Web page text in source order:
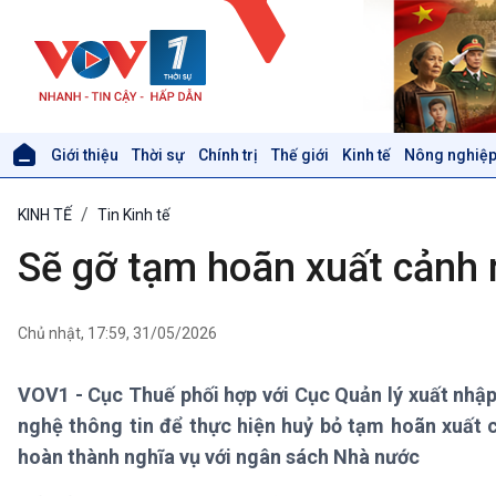
Giới thiệu Thời sự Chính trị Thế giới Kinh tế Nông
Thời sự 18h
Xã hội
Khoa học & Công nghệ
KINH TẾ Tin Kinh tế
Sẽ gỡ tạm hoãn xuất
Chủ nhật, 17:59, 31/05/2026
VOV1 - Cục Thuế phối hợp với Cục Quản lý xuất
nghệ thông tin để thực hiện huỷ bỏ tạm hoãn xuất
hoàn thành nghĩa vụ với ngân sách Nhà nước